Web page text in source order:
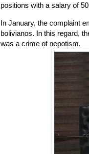
positions with a salary of
In January, the complaint
bolivianos. In this regard,
was a crime of nepotism.